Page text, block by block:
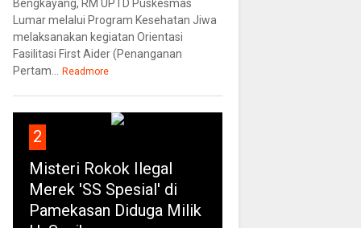
Bengkayang, RM UPTD Puskesmas
Lumar melalui Program Kesehatan Jiwa
melaksanakan kegiatan Orientasi
Fasilitasi First Aider (Penanganan
Pertam...
Readmore
2
Misteri Rokok Ilegal
Merek 'SS Spesial' di
Pamekasan Diduga Milik